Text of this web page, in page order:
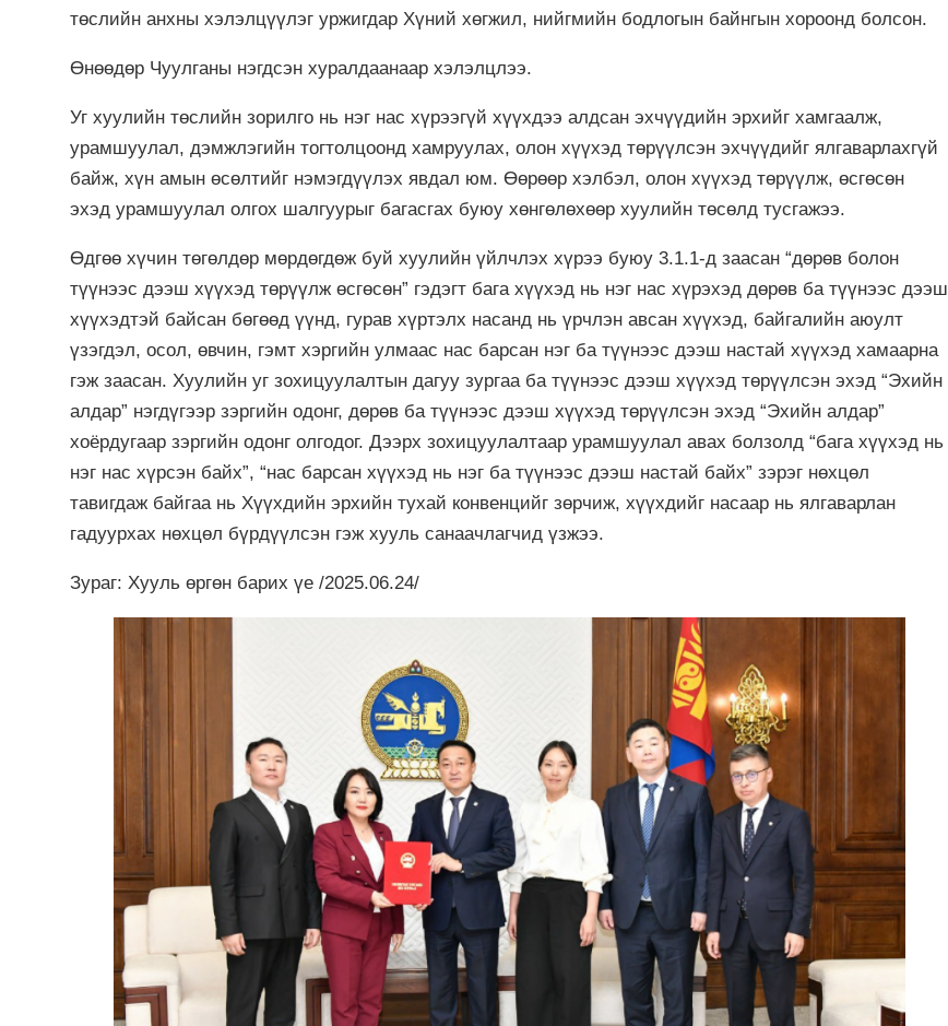
төслийн анхны хэлэлцүүлэг уржигдар Хүний хөгжил, нийгмийн бодлогын байнгын хороонд болсон.
Өнөөдөр Чуулганы нэгдсэн хуралдаанаар хэлэлцлээ.
Уг хуулийн төслийн зорилго нь нэг нас хүрээгүй хүүхдээ алдсан эхчүүдийн эрхийг хамгаалж,
урамшуулал, дэмжлэгийн тогтолцоонд хамруулах, олон хүүхэд төрүүлсэн эхчүүдийг ялгаварлахгүй
байж, хүн амын өсөлтийг нэмэгдүүлэх явдал юм. Өөрөөр хэлбэл, олон хүүхэд төрүүлж, өсгөсөн
эхэд урамшуулал олгох шалгуурыг багасгах буюу хөнгөлөхөөр хуулийн төсөлд тусгажээ.
Өдгөө хүчин төгөлдөр мөрдөгдөж буй хуулийн үйлчлэх хүрээ буюу 3.1.1-д заасан “дөрөв болон
түүнээс дээш хүүхэд төрүүлж өсгөсөн” гэдэгт бага хүүхэд нь нэг нас хүрэхэд дөрөв ба түүнээс дээш
хүүхэдтэй байсан бөгөөд үүнд, гурав хүртэлх насанд нь үрчлэн авсан хүүхэд, байгалийн аюулт
үзэгдэл, осол, өвчин, гэмт хэргийн улмаас нас барсан нэг ба түүнээс дээш настай хүүхэд хамаарна
гэж заасан. Хуулийн уг зохицуулалтын дагуу зургаа ба түүнээс дээш хүүхэд төрүүлсэн эхэд “Эхийн
алдар” нэгдүгээр зэргийн одонг, дөрөв ба түүнээс дээш хүүхэд төрүүлсэн эхэд “Эхийн алдар”
хоёрдугаар зэргийн одонг олгодог. Дээрх зохицуулалтаар урамшуулал авах болзолд “бага хүүхэд нь
нэг нас хүрсэн байх”, “нас барсан хүүхэд нь нэг ба түүнээс дээш настай байх” зэрэг нөхцөл
тавигдаж байгаа нь Хүүхдийн эрхийн тухай конвенцийг зөрчиж, хүүхдийг насаар нь ялгаварлан
гадуурхах нөхцөл бүрдүүлсэн гэж хууль санаачлагчид үзжээ.
Зураг: Хууль өргөн барих үе /2025.06.24/